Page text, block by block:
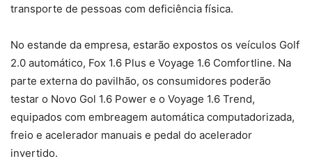
transporte de pessoas com deficiência física.
No estande da empresa, estarão expostos os veículos Golf
2.0 automático, Fox 1.6 Plus e Voyage 1.6 Comfortline. Na
parte externa do pavilhão, os consumidores poderão
testar o Novo Gol 1.6 Power e o Voyage 1.6 Trend,
equipados com embreagem automática computadorizada,
freio e acelerador manuais e pedal do acelerador
invertido.